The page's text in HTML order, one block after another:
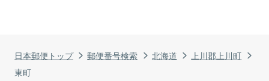
日本郵便トップ 郵便番号検索 北海道
上川郡上川町
東町